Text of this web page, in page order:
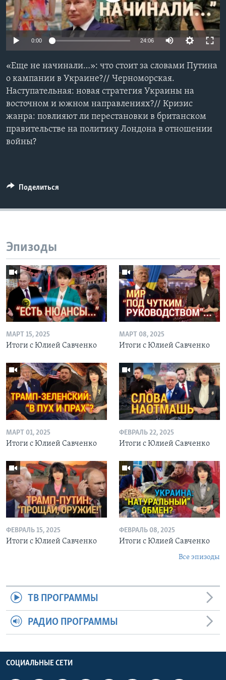
Learning English
СОЦИАЛЬНЫЕ СЕТИ
Языки
0:00 24:06
«Еще не начинали…»: что стоит за словами Путина
о кампании в Украине?// Черноморская.
Наступательная: новая стратегия Украины на
восточном и южном направлениях?// Кризис
жанра: повлияют ли перестановки в британском
правительстве на политику Лондона в отношении
войны?
Поделиться
Эпизоды
МАРТ 15, 2025
Итоги с Юлией Савченко
МАРТ 08, 2025
Итоги с Юлией Савченко
МАРТ 01, 2025
Итоги с Юлией Савченко
ФЕВРАЛЬ 22, 2025
Итоги с Юлией Савченко
ФЕВРАЛЬ 15, 2025
Итоги с Юлией Савченко
ФЕВРАЛЬ 08, 2025
Итоги с Юлией Савченко
Все эпизоды
ТВ ПРОГРАММЫ
РАДИО ПРОГРАММЫ
СОЦИАЛЬНЫЕ СЕТИ